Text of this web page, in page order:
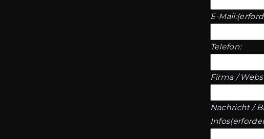
E-Mail:
Telefon:
Firma /
Nachricht /
Infos